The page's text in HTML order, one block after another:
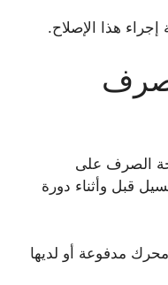
هذا الإصلاح.
الصرف على
قبل وأثناء دورة
مدفوعة أو لديها